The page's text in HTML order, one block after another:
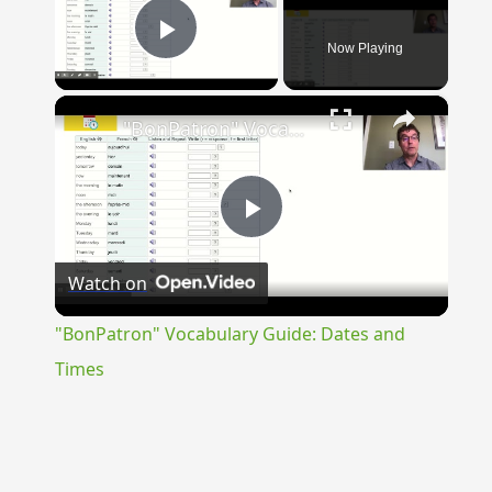
Play Video Now Playing
×
Play
Video
"BonPatron" Vocabulary Guide: Dates and Times
Watch on
"BonPatron" Vocabulary Guide: Dates and
Times